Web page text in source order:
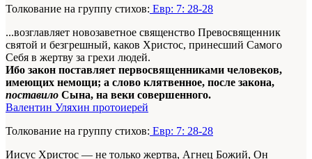
Толкование на группу стихов: Евр: 7: 28-28
...возглавляет новозаветное священство Превосвященник
святой и безгрешный, каков Христос, принесший Самого
Себя в жертву за грехи людей.
Ибо закон поставляет первосвященниками человеков,
имеющих немощи; а слово клятвенное, после закона,
поставило Сына, на веки совершенного.
Валентин Уляхин протоиерей
Толкование на группу стихов: Евр: 7: 28-28
Иисус Христос — не только жертва, Агнец Божий, Он